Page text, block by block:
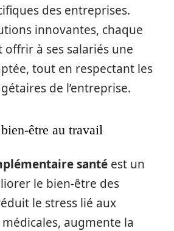
des entreprises.
innovantes, chaque
à ses salariés une
tout en respectant les
de l’entreprise.
être au travail
santé est un
le bien-être des
le stress lié aux
augmente la